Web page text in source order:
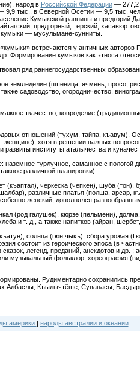
народ в Российской Федерации— 277,2
9,9 тыс., в Северной Осетии — 9,5 тыс.
Кумыкской равнины и предгорий
предгорный, терский,
— мусульмане-сунниты.
встречаются у античных авторов
Формирование кумыков как этноса
ряд раннегосударственных
земледелие (пшеница, ячмень, просо,
садоводство, огородничество,
ткачество, ковроделие
отношений (тухум, тайпа, къавум).
хотя в решении важных
институты аталычества и
турлучное, саманное с пологой
различной планировки).
черкеска (чепкен), шуба (тон),
различные платья (полша, арсар,
женский, дополнялся
(род галушек), кюрзе (пельмени),
и т. д., а также напитков (айран,
солнца (гюн чыкъ), сбора урожая
состоит из героического эпоса (в
легенд, преданий, анекдотов и др.
музыкальный фольклор, хореография
Рудиментарно сохранились
Албаслы, Къылычтёше, Суванасы,
америки | народы австралии и океании